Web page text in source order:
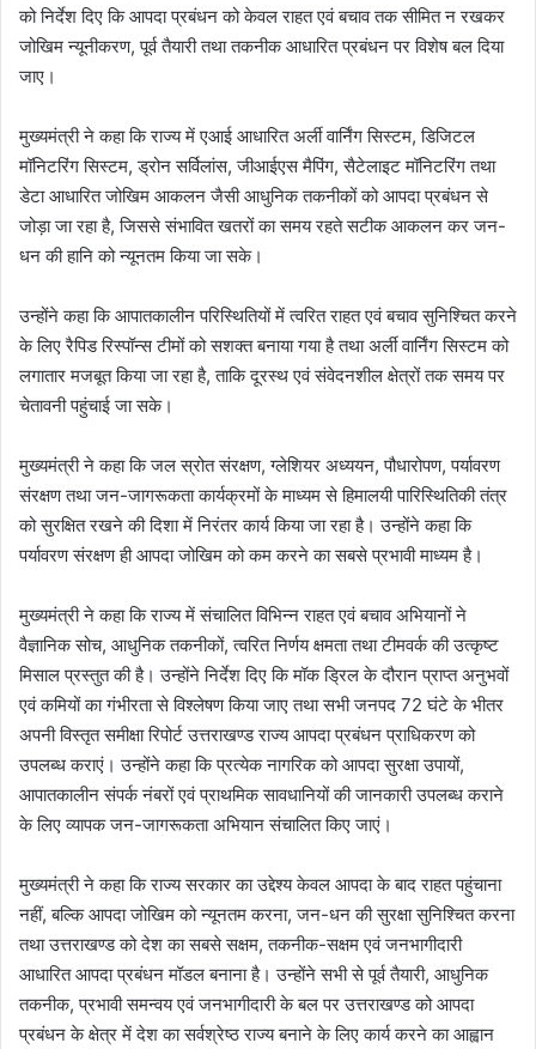
को निर्देश दिए कि आपदा प्रबंधन को केवल राहत एवं बचाव तक सीमित न रखकर
जोखिम न्यूनीकरण, पूर्व तैयारी तथा तकनीक आधारित प्रबंधन पर विशेष बल दिया
जाए।
मुख्यमंत्री ने कहा कि राज्य में एआई आधारित अर्ली वार्निंग सिस्टम, डिजिटल
मॉनिटरिंग सिस्टम, ड्रोन सर्विलांस, जीआईएस मैपिंग, सैटेलाइट मॉनिटरिंग तथा
डेटा आधारित जोखिम आकलन जैसी आधुनिक तकनीकों को आपदा प्रबंधन से
जोड़ा जा रहा है, जिससे संभावित खतरों का समय रहते सटीक आकलन कर जन-
धन की हानि को न्यूनतम किया जा सके।
उन्होंने कहा कि आपातकालीन परिस्थितियों में त्वरित राहत एवं बचाव सुनिश्चित करने
के लिए रैपिड रिस्पॉन्स टीमों को सशक्त बनाया गया है तथा अर्ली वार्निंग सिस्टम को
लगातार मजबूत किया जा रहा है, ताकि दूरस्थ एवं संवेदनशील क्षेत्रों तक समय पर
चेतावनी पहुंचाई जा सके।
मुख्यमंत्री ने कहा कि जल स्रोत संरक्षण, ग्लेशियर अध्ययन, पौधारोपण, पर्यावरण
संरक्षण तथा जन-जागरूकता कार्यक्रमों के माध्यम से हिमालयी पारिस्थितिकी तंत्र
को सुरक्षित रखने की दिशा में निरंतर कार्य किया जा रहा है। उन्होंने कहा कि
पर्यावरण संरक्षण ही आपदा जोखिम को कम करने का सबसे प्रभावी माध्यम है।
मुख्यमंत्री ने कहा कि राज्य में संचालित विभिन्न राहत एवं बचाव अभियानों ने
वैज्ञानिक सोच, आधुनिक तकनीकों, त्वरित निर्णय क्षमता तथा टीमवर्क की उत्कृष्ट
मिसाल प्रस्तुत की है। उन्होंने निर्देश दिए कि मॉक ड्रिल के दौरान प्राप्त अनुभवों
एवं कमियों का गंभीरता से विश्लेषण किया जाए तथा सभी जनपद 72 घंटे के भीतर
अपनी विस्तृत समीक्षा रिपोर्ट उत्तराखण्ड राज्य आपदा प्रबंधन प्राधिकरण को
उपलब्ध कराएं। उन्होंने कहा कि प्रत्येक नागरिक को आपदा सुरक्षा उपायों,
आपातकालीन संपर्क नंबरों एवं प्राथमिक सावधानियों की जानकारी उपलब्ध कराने
के लिए व्यापक जन-जागरूकता अभियान संचालित किए जाएं।
मुख्यमंत्री ने कहा कि राज्य सरकार का उद्देश्य केवल आपदा के बाद राहत पहुंचाना
नहीं, बल्कि आपदा जोखिम को न्यूनतम करना, जन-धन की सुरक्षा सुनिश्चित करना
तथा उत्तराखण्ड को देश का सबसे सक्षम, तकनीक-सक्षम एवं जनभागीदारी
आधारित आपदा प्रबंधन मॉडल बनाना है। उन्होंने सभी से पूर्व तैयारी, आधुनिक
तकनीक, प्रभावी समन्वय एवं जनभागीदारी के बल पर उत्तराखण्ड को आपदा
प्रबंधन के क्षेत्र में देश का सर्वश्रेष्ठ राज्य बनाने के लिए कार्य करने का आह्वान